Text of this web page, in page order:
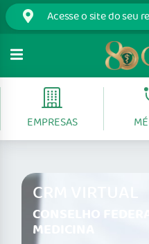
EMPRESAS
CRM VIRTUAL
CONSELHO
MEDICINA